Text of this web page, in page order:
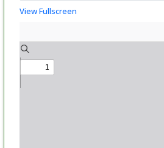
View Fullscreen
PDF
content